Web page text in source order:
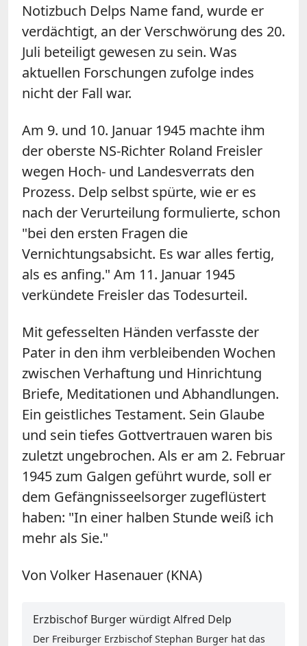
Notizbuch Delps Name fand, wurde er
verdächtigt, an der Verschwörung des 20.
Juli beteiligt gewesen zu sein. Was
aktuellen Forschungen zufolge indes
nicht der Fall war.
Am 9. und 10. Januar 1945 machte ihm
der oberste NS-Richter Roland Freisler
wegen Hoch- und Landesverrats den
Prozess. Delp selbst spürte, wie er es
nach der Verurteilung formulierte, schon
"bei den ersten Fragen die
Vernichtungsabsicht. Es war alles fertig,
als es anfing." Am 11. Januar 1945
verkündete Freisler das Todesurteil.
Mit gefesselten Händen verfasste der
Pater in den ihm verbleibenden Wochen
zwischen Verhaftung und Hinrichtung
Briefe, Meditationen und Abhandlungen.
Ein geistliches Testament. Sein Glaube
und sein tiefes Gottvertrauen waren bis
zuletzt ungebrochen. Als er am 2. Februar
1945 zum Galgen geführt wurde, soll er
dem Gefängnisseelsorger zugeflüstert
haben: "In einer halben Stunde weiß ich
mehr als Sie."
Von Volker Hasenauer (KNA)
Erzbischof Burger würdigt Alfred Delp
Der Freiburger Erzbischof Stephan Burger hat das